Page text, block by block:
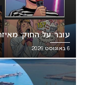
עובר על החוק:
6 באוגוסט 2026